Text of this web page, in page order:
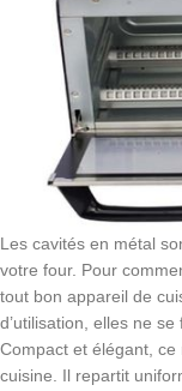
Les cavités en métal
votre four. Pour
tout bon appareil de
d’utilisation, elles ne
Compact et élégant,
cuisine. Il repartit